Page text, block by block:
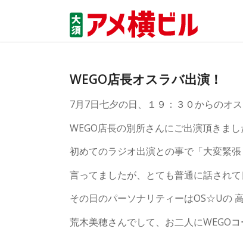
WEGO店長オスラバ出演！
7月7日七夕の日、１９：３０からのオ
WEGO店長の別所さんにご出演頂きまし
初めてのラジオ出演との事で「大変緊
言ってましたが、とても普通に話されて
その日のパーソナリティーはOS☆Uの
荒木美穂さんでして、お二人にWEGO